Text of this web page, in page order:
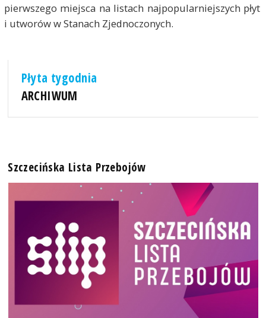
pierwszego miejsca na listach najpopularniejszych płyt
i utworów w Stanach Zjednoczonych.
Płyta tygodnia
ARCHIWUM
Szczecińska Lista Przebojów